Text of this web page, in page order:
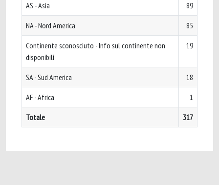
AS - Asia 89
NA - Nord America 85
Continente sconosciuto - Info sul continente non
disponibili
19
SA - Sud America 18
AF - Africa 1
Totale 317